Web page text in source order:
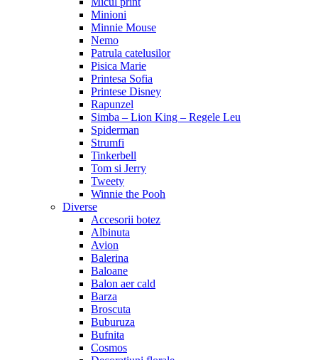
Minioni
Minnie Mouse
Nemo
Patrula catelusilor
Pisica Marie
Printesa Sofia
Printese Disney
Rapunzel
Simba – Lion King – Regele Leu
Spiderman
Strumfi
Tinkerbell
Tom si Jerry
Tweety
Winnie the Pooh
Diverse
Accesorii botez
Albinuta
Avion
Balerina
Baloane
Balon aer cald
Barza
Broscuta
Buburuza
Bufnita
Cosmos